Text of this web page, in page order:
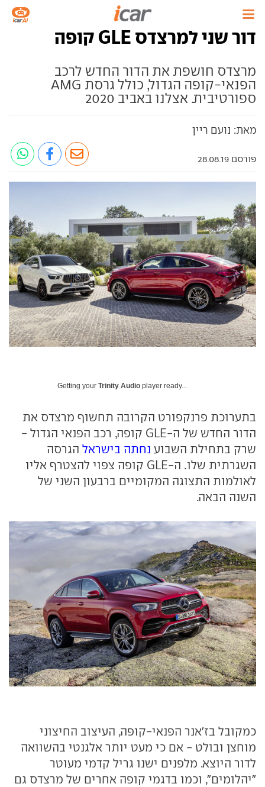
דור שני למרצדס GLE קופה
מרצדס חושפת את הדור החדש לרכב
הפנאי-קופה הגדול, כולל גרסת AMG
ספורטיבית. אצלנו באביב 2020
מאת: נועם ריין
פורסם 28.08.19
Getting your Trinity Audio player ready...
בתערוכת פרנקפורט הקרובה תחשוף מרצדס את
הדור החדש של ה-GLE קופה, רכב הפנאי הגדול -
שרק בתחילת השבוע נחתה בישראל הגרסה
השגרתית שלו. ה-GLE קופה צפוי להצטרף אליו
לאולמות התצוגה המקומיים ברבעון השני של
השנה הבאה.
כמקובל בז'אנר הפנאי-קופה, העיצוב החיצוני
מוחצן ובולט - אם כי מעט יותר אלגנטי בהשוואה
לדור היוצא. מלפנים ישנו גריל קדמי מעוטר
"יהלומים", וכמו בדגמי קופה אחרים של מרצדס גם